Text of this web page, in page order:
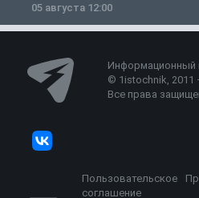
05 августа 12:00
Информационный
© 1istochnik, 2011
Все права
Пользовательское
соглашение